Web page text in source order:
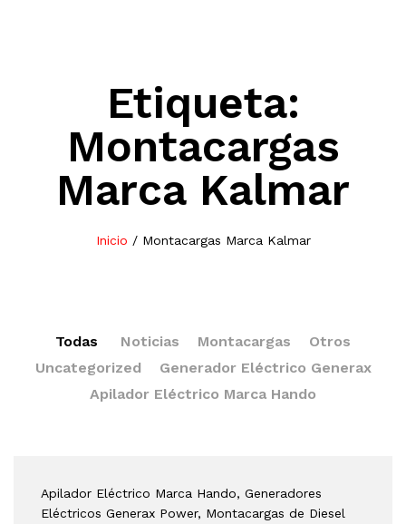
Etiqueta:
Montacargas
Marca Kalmar
Inicio / Montacargas Marca Kalmar
Todas Noticias Montacargas
Otros
Uncategorized
Generador Eléctrico Generax
Apilador Eléctrico Marca Hando
Apilador Eléctrico Marca Hando, Generadores
Eléctricos Generax Power, Montacargas de Diesel